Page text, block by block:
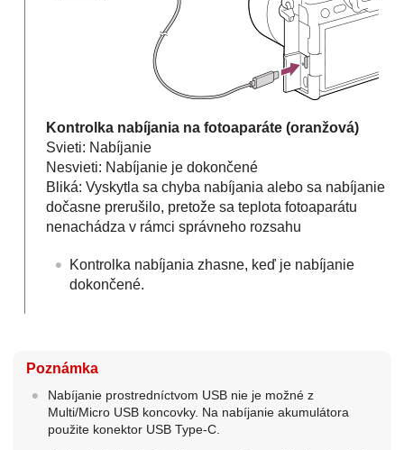
Kontrolka nabíjania na fotoaparáte (oranžová)
Svieti: Nabíjanie
Nesvieti: Nabíjanie je dokončené
Bliká: Vyskytla sa chyba nabíjania alebo sa nabíjanie
dočasne prerušilo, pretože sa teplota fotoaparátu
nenachádza v rámci správneho rozsahu
Kontrolka nabíjania zhasne, keď je nabíjanie
dokončené.
Poznámka
Nabíjanie prostredníctvom USB nie je možné z
Multi/Micro USB koncovky. Na nabíjanie akumulátora
použite konektor USB Type-C.